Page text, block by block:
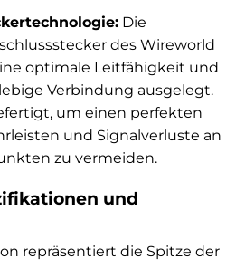
Die
des Wireworld
optimale Leitfähigkeit und
Verbindung ausgelegt.
um einen perfekten
und Signalverluste an
zu vermeiden.
und
repräsentiert die Spitze der